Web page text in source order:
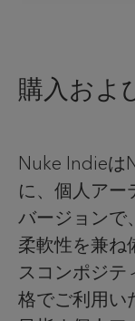
購入およ
Nuke Indieは
に、個人アー
バージョンで
柔軟性を兼ね
スコンポジテ
格でご利用い